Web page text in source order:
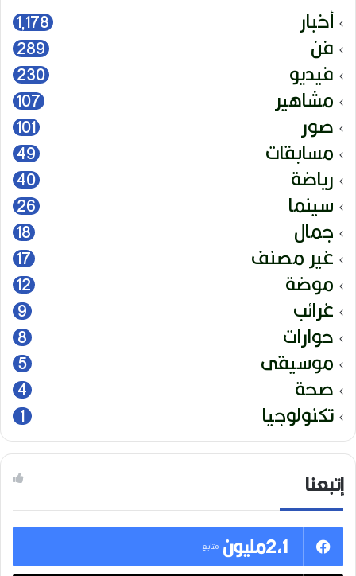
أخبار 1٬178
فن 289
فيديو 230
مشاهير 107
صور 101
مسابقات 49
رياضة 40
سينما 26
جمال 18
غير مصنف 17
موضة 12
غرائب 9
حوارات 8
موسيقى 5
صحة 4
تكنولوجيا 1
إتبعنا
2,1مليون
متابع